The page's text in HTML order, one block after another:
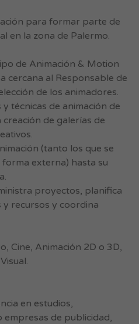
para formar parte de
en la zona de Palermo.
de Animación & Motion
cercana al Responsable de
de los animadores.
técnicas de animación de
de galerías de
(tanto los que se
externa) hasta su
proyectos, planifica
recursos y coordina
Cine, Animación 2D o 3D,
en estudios,
de publicidad,